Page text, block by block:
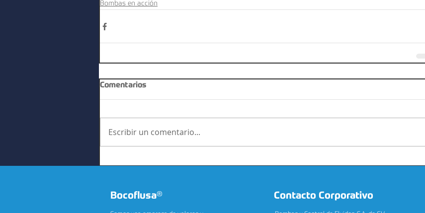
Bombas en acción
Comentarios
Escribir un comentario...
Bocoflusa® Contacto Corporativo